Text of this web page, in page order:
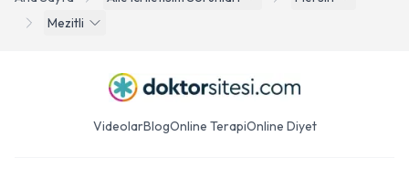
Mezitli
VideolarBlogOnline TerapiOnline Diyet